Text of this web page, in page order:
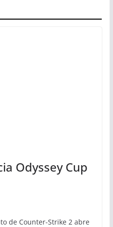
Odyssey Cup
de Counter-Strike 2 abre